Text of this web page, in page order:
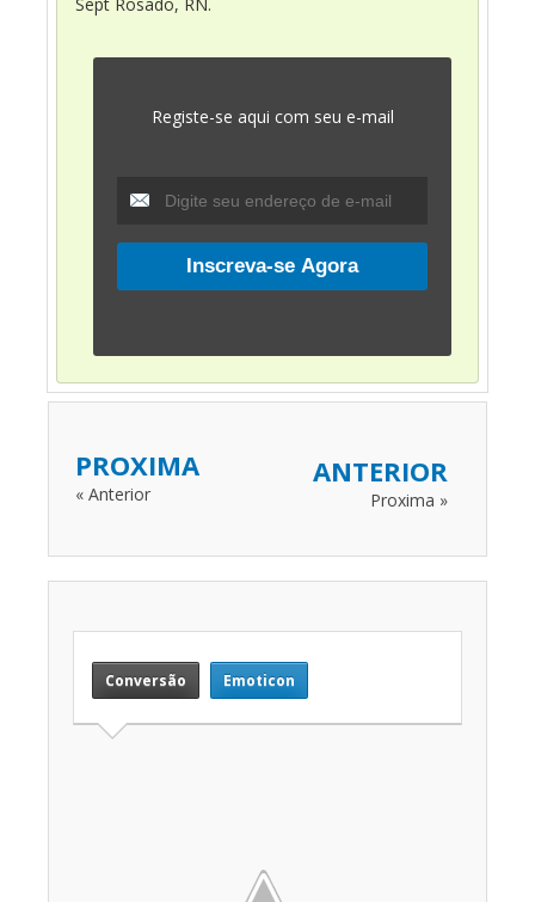
Registe-se aqui com seu e-mail
PROXIMA
« Anterior
ANTERIOR
Proxima »
Conversão Emoticon